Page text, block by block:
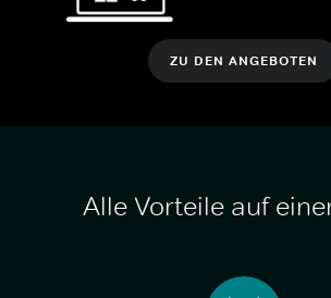
ZU DEN ANGEBOTEN
Alle Vorteile auf